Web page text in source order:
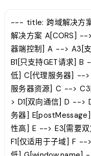
--- title: 跨域解决方
解决方案 A[CORS] --
器端控制] A --> A3[
B1[只支持GET请求]
低] C[代理服务器] --
服务器资源] C -->
> D1[双向通信] D -->
务器]
性高] E --> E3[需要
F1[仅适用于子域] F